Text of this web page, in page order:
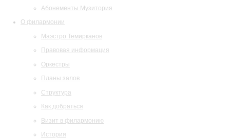
Абонементы Музитория
О филармонии
Маэстро Темирканов
Правовая информация
Оркестры
Планы залов
Структура
Как добраться
Визит в филармонию
История